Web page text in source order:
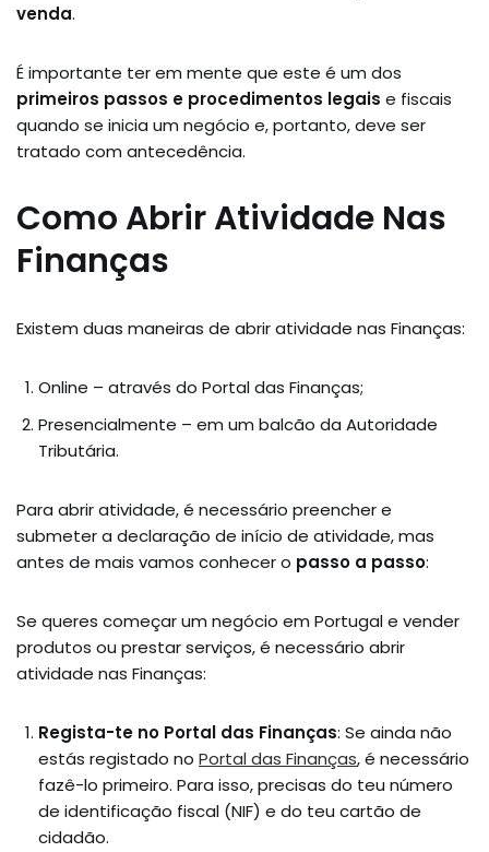
venda.
É importante ter em mente que este é um dos
primeiros passos e procedimentos legais e fiscais
quando se inicia um negócio e, portanto, deve ser
tratado com antecedência.
Como Abrir Atividade Nas
Finanças
Existem duas maneiras de abrir atividade nas Finanças:
Online – através do Portal das Finanças;
Presencialmente – em um balcão da Autoridade
Tributária.
Para abrir atividade, é necessário preencher e
submeter a declaração de início de atividade, mas
antes de mais vamos conhecer o passo a passo:
Se queres começar um negócio em Portugal e vender
produtos ou prestar serviços, é necessário abrir
atividade nas Finanças:
Regista-te no Portal das Finanças: Se ainda não
estás registado no Portal das Finanças, é necessário
fazê-lo primeiro. Para isso, precisas do teu número
de identificação fiscal (NIF) e do teu cartão de
cidadão.